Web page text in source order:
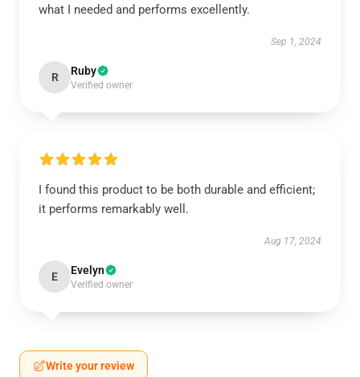
what I needed and performs excellently.
Sep 1, 2024
R Ruby
Verified owner
I found this product to be both durable and efficient;
it performs remarkably well.
Aug 17, 2024
E Evelyn
Verified owner
Write your review